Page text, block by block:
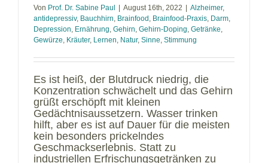
Von Prof. Dr. Sabine Paul August 16th, 2022 Alzheimer,
antidepressiv, Bauchhirn, Brainfood , Brainfood-Praxis, Darm,
Depression, Ernährung, Gehirn, Gehirn-Doping, Getränke,
Gewürze, Kräuter, Lernen, Natur, Sinne, Stimmung
Es ist heiß, der Blutdruck niedrig, die
Konzentration schwächelt und das Gehirn
grüßt erschöpft mit kleinen
Gedächtnisaussetzern. Wasser trinken
hilft, aber es ist auf Dauer für die meisten
kein besonders prickelndes
Geschmackserlebnis. Statt zu
industriellen Erfrischungsgetränken zu